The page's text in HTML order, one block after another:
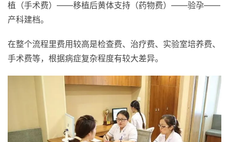
植（手术费）——移植后黄体支持（药物费）——验孕——
产科建档。
在整个流程里费用较高是检查费、治疗费、实验室培养费、
手术费等，根据病症复杂程度有较大差异。